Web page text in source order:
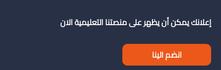
إعلانك يمكن أن يظهر على منصتنا التعليمية الان
انضم الينا